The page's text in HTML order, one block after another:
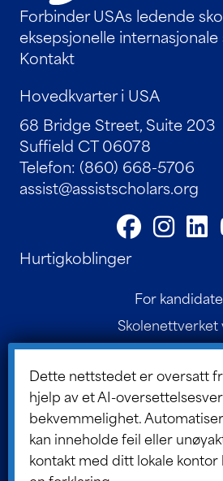
Forbinder USAs ledende
eksepsjonelle
Kontakt
Hovedkvarter i USA
68 Bridge Street, Suite 203
Suffield CT 06078
Telefon: (860) 668-5706
assist@assistscholars.org
Hurtigkoblinger
For
Skolenettverket
Kontakt
Styreportal
ASSIST-
Dette nettstedet er oversatt
hjelp av et AI-
bekvemmelighet.
kan inneholde feil eller
kontakt med ditt lokale